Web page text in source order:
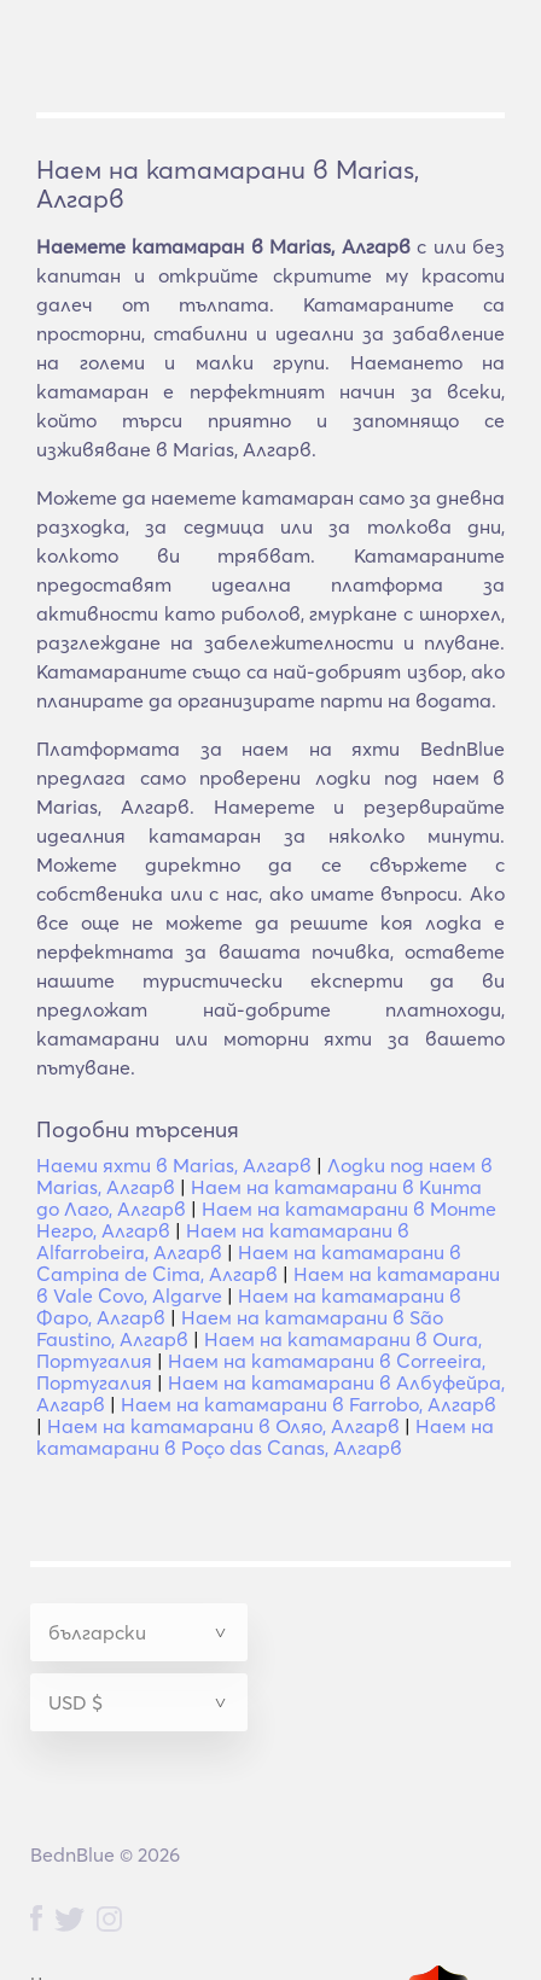
Наем на катамарани в Marias,
Алгарв
Наемете катамаран в Marias, Алгарвс или без
капитан и открийте скритите му красоти
далеч от тълпата. Катамараните са
просторни, стабилни и идеални за забавление
на големи и малки групи. Наемането на
катамаран е перфектният начин за всеки,
който търси приятно и запомнящо се
изживяване в Marias, Алгарв.
Можете да наемете катамаран само за дневна
разходка, за седмица или за толкова дни,
колкото ви трябват. Катамараните
предоставят идеална платформа за
активности като риболов, гмуркане с шнорхел,
разглеждане на забележителности и плуване.
Катамараните също са най-добрият избор, ако
планирате да организирате парти на водата.
Платформата за наем на яхти BednBlue
предлага само проверени лодки под наем в
Marias, Алгарв. Намерете и резервирайте
идеалния катамаран за няколко минути.
Можете директно да се свържете с
собственика или с нас, ако имате въпроси. Ако
все още не можете да решите коя лодка е
перфектната за вашата почивка, оставете
нашите туристически експерти да ви
предложат най-добрите платноходи,
катамарани или моторни яхти за вашето
пътуване.
Подобни търсения
Наеми яхти в Marias, Алгарв | Лодки под наем в
Marias, Алгарв | Наем на катамарани в Кинта
до Лаго, Алгарв | Наем на катамарани в Монте
Негро, Алгарв | Наем на катамарани в
Alfarrobeira, Алгарв | Наем на катамарани в
Campina de Cima, Алгарв | Наем на катамарани
в Vale Covo, Algarve | Наем на катамарани в
Фаро, Алгарв | Наем на катамарани в São
Faustino, Алгарв | Наем на катамарани в Oura,
Португалия | Наем на катамарани в Correeira,
Португалия | Наем на катамарани в Албуфейра,
Алгарв | Наем на катамарани в Farrobo, Алгарв
| Наем на катамарани в Оляо, Алгарв | Наем на
катамарани в Poço das Canas, Алгарв
BednBlue © 2026